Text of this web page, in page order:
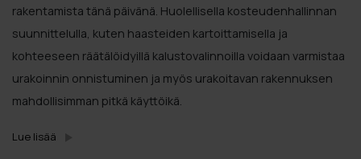
rakentamista tänä päivänä. Huolellisella kosteudenhallinnan
suunnittelulla, kuten haasteiden kartoittamisella ja
kohteeseen räätälöidyillä kalustovalinnoilla voidaan varmistaa
urakoinnin onnistuminen ja myös urakoitavan rakennuksen
mahdollisimman pitkä käyttöikä.
Lue lisää